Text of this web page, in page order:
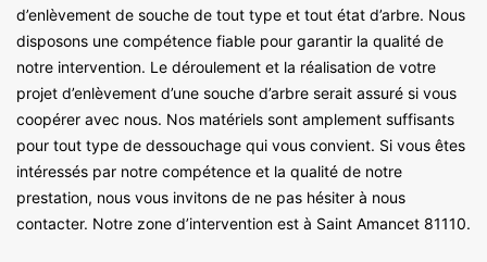
d’enlèvement de souche de tout type et tout état d’arbre. Nous
disposons une compétence fiable pour garantir la qualité de
notre intervention. Le déroulement et la réalisation de votre
projet d’enlèvement d’une souche d’arbre serait assuré si vous
coopérer avec nous. Nos matériels sont amplement suffisants
pour tout type de dessouchage qui vous convient. Si vous êtes
intéressés par notre compétence et la qualité de notre
prestation, nous vous invitons de ne pas hésiter à nous
contacter. Notre zone d’intervention est à Saint Amancet 81110.